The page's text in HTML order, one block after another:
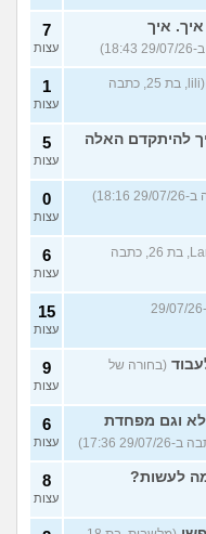
איך. איך
7
עצות
(lili, בת 25, כתבה
1
עצות
להיתקדם האלה 5
עצות
0
עצות
(Lamali, בת 26, כתבה
6
עצות
(אנונימית, בת 25, כתבה ב-29/07/26
15
עצות
(בחורה של
9
עצות
לא וגם מפחדת
6
עצות
לעשות? 8
עצות